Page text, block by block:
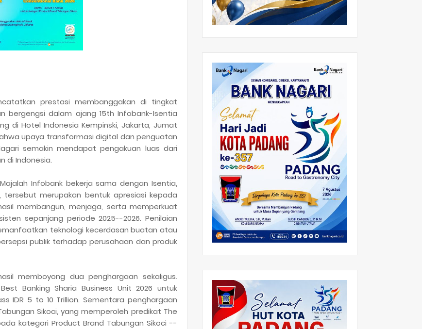
prestasi membanggakan di tingkat
bergengsi dalam ajang 15th Infobank-Isentia
di Hotel Indonesia Kempinski, Jakarta, Jumat
upaya transformasi digital dan penguatan
semakin mendapat pengakuan luas dari
di Indonesia.
Infobank bekerja sama dengan Isentia,
merupakan bentuk apresiasi kepada
membangun, menjaga, serta memperkuat
sepanjang periode 2025--2026. Penilaian
teknologi kecerdasan buatan atau
publik terhadap perusahaan dan produk
memboyong dua penghargaan sekaligus.
Banking Sharia Business Unit 2026 untuk
IDR 5 to 10 Trillion. Sementara penghargaan
Sikoci, yang memperoleh predikat The
kategori Product Brand Tabungan Sikoci --